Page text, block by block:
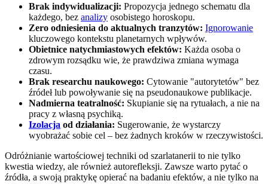
Brak indywidualizacji: Propozycja jednego schematu dla
każdego, bez analizy osobistego horoskopu.
Zero odniesienia do aktualnych tranzytów: Ignorowanie
kluczowego kontekstu planetarnych wpływów.
Obietnice natychmiastowych efektów: Każda osoba o
zdrowym rozsądku wie, że prawdziwa zmiana wymaga
czasu.
Brak researchu naukowego: Cytowanie "autorytetów" bez
źródeł lub powoływanie się na pseudonaukowe publikacje.
Nadmierna teatralność: Skupianie się na rytuałach, a nie na
pracy z własną psychiką.
Izolacja od działania: Sugerowanie, że wystarczy
wyobrażać sobie cel – bez żadnych kroków w rzeczywistości.
Odróżnianie wartościowej techniki od szarlatanerii to nie tylko
kwestia wiedzy, ale również autorefleksji. Zawsze warto pytać o
źródła, a swoją praktykę opierać na badaniu efektów, a nie tylko na